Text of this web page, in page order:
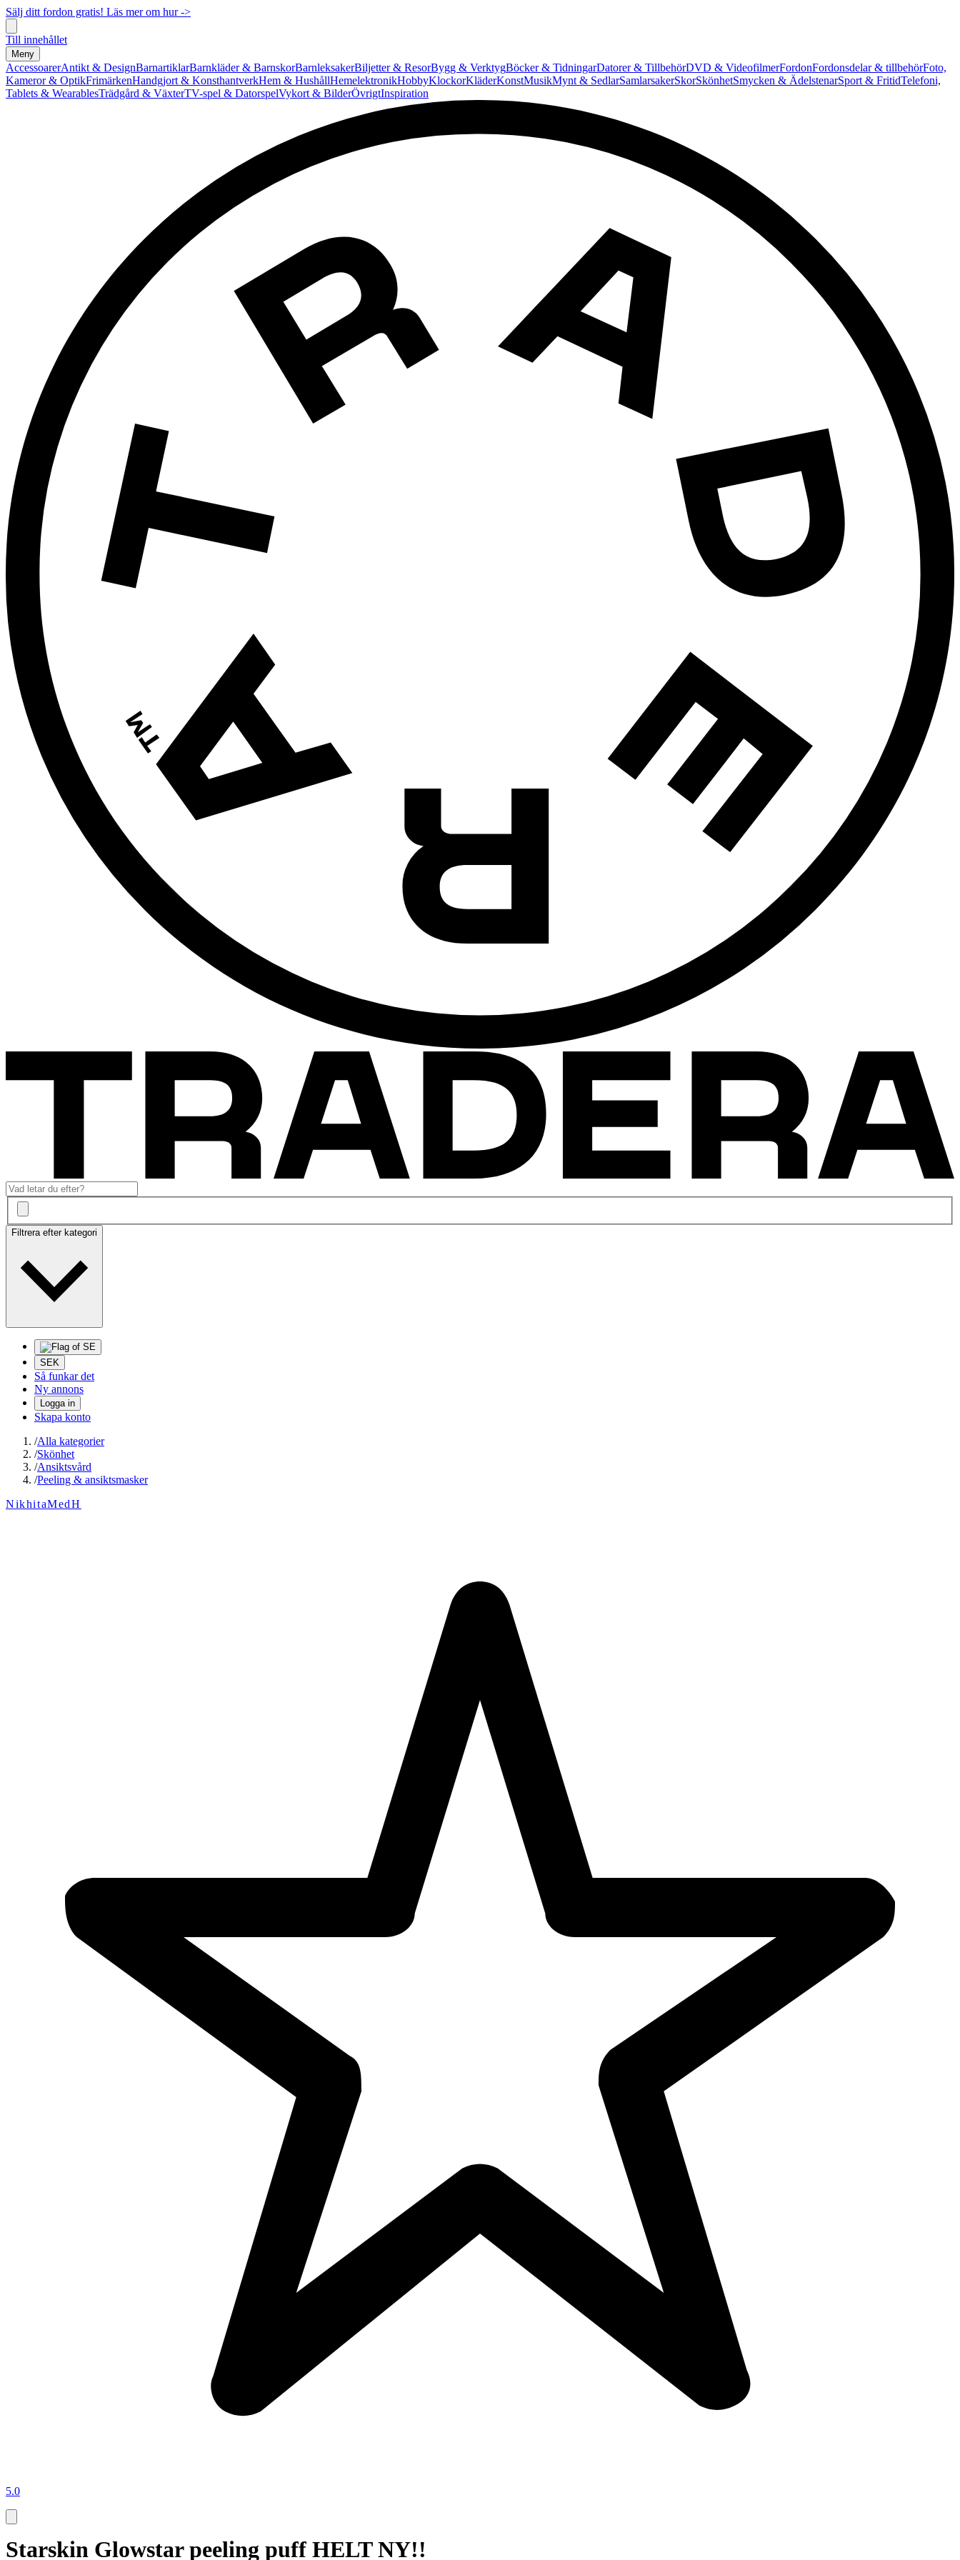
Sälj ditt fordon gratis! Läs mer om hur ->
Till innehållet
Meny
AccessoarerAntikt & DesignBarnartiklarBarnkläder & BarnskorBarnleksakerBiljetter & ResorBygg & VerktygBöcker & TidningarDatorer & TillbehörDVD & VideofilmerFordonFordonsdelar & tillbehörFoto,
Kameror & OptikFrimärkenHandgjort & KonsthantverkHem & HushållHemelektronikHobbyKlockorKläderKonstMusikMynt & SedlarSamlarsakerSkorSkönhetSmycken & ÄdelstenarSport & FritidTelefoni,
Tablets & WearablesTrädgård & VäxterTV-spel & DatorspelVykort & BilderÖvrigtInspiration
Filtrera efter kategori
SEK
Så funkar det
Ny annons
Logga in
Skapa konto
/Alla kategorier
/Skönhet
/Ansiktsvård
/Peeling & ansiktsmasker
NikhitaMedH
5.0
Starskin Glowstar peeling puff HELT NY!!